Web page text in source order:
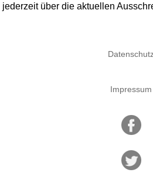
jederzeit über die aktuellen
Datenschutz
Impressum